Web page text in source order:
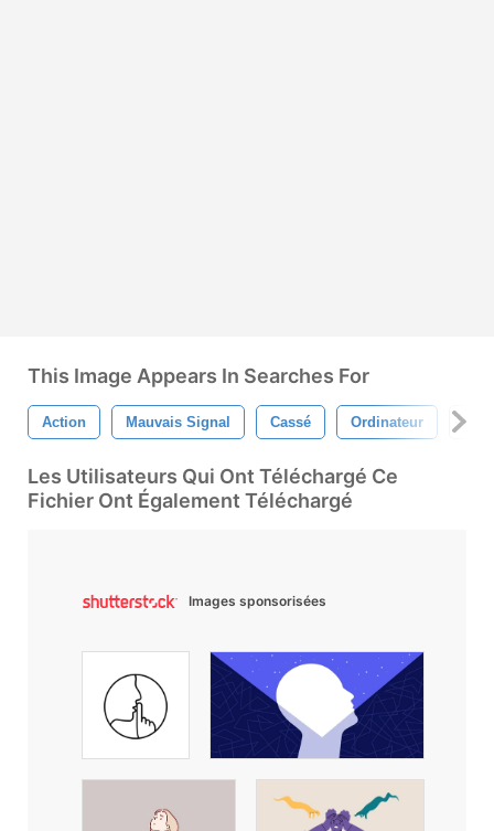
This Image Appears In Searches For
Action Mauvais Signal Cassé Ordinateur
Les Utilisateurs Qui Ont Téléchargé Ce
Fichier Ont Également Téléchargé
Images sponsorisées